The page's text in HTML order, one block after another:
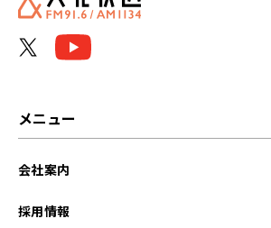
メニュー
会社案内
採用情報